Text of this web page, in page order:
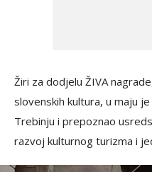
Žiri za dodjelu ŽIVA
slovenskih kultura, u maju
Trebinju i prepoznao
razvoj kulturnog turizma i